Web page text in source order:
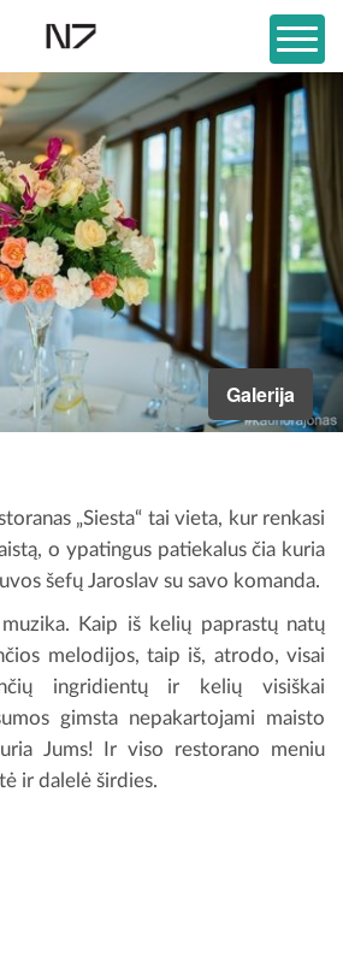
Galerija
„Siesta“ tai vieta, kur renkasi
o ypatingus patiekalus čia kuria
šefų Jaroslav su savo komanda.
Kaip iš kelių paprastų natų
melodijos, taip iš, atrodo, visai
ingridientų ir kelių visiškai
gimsta nepakartojami maisto
Jums! Ir viso restorano meniu
ir dalelė širdies.